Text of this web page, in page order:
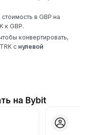
в GBP на
к GBP.
конвертировать,
с нулевой
на Bybit